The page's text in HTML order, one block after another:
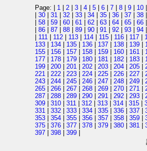
Page: | 1 | 2 | 3 | 4 | 5 | 6 | 7 | 8 | 9 | 10 |
| 30 | 31 | 32 | 33 | 34 | 35 | 36 | 37 | 38 |
| 58 | 59 | 60 | 61 | 62 | 63 | 64 | 65 | 66 |
| 86 | 87 | 88 | 89 | 90 | 91 | 92 | 93 | 94 |
| 111 | 112 | 113 | 114 | 115 | 116 | 117 |
133 | 134 | 135 | 136 | 137 | 138 | 139 |
155 | 156 | 157 | 158 | 159 | 160 | 161 |
177 | 178 | 179 | 180 | 181 | 182 | 183 |
199 | 200 | 201 | 202 | 203 | 204 | 205 |
221 | 222 | 223 | 224 | 225 | 226 | 227 |
243 | 244 | 245 | 246 | 247 | 248 | 249 |
265 | 266 | 267 | 268 | 269 | 270 | 271 |
287 | 288 | 289 | 290 | 291 | 292 | 293 |
309 | 310 | 311 | 312 | 313 | 314 | 315 |
331 | 332 | 333 | 334 | 335 | 336 | 337 |
353 | 354 | 355 | 356 | 357 | 358 | 359 |
375 | 376 | 377 | 378 | 379 | 380 | 381 |
397 | 398 | 399 |